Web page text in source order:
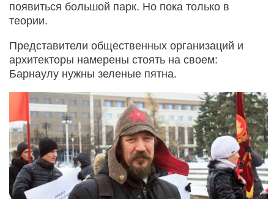
появиться большой парк. Но пока только в
теории.
Представители общественных организаций и
архитекторы намерены стоять на своем:
Барнаулу нужны зеленые пятна.